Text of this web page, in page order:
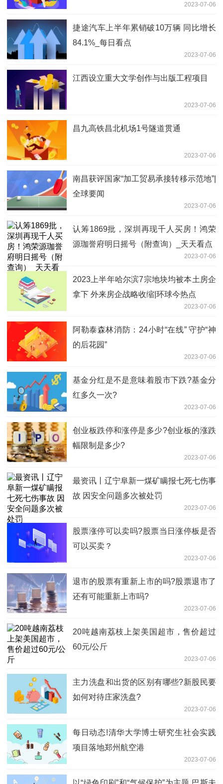
2023-07-06
捷途汽车上半年累销破10万辆 同比增长
84.1%_每日看点
2023-07-06
江西设立重大文学创作与出版工程项目
2023-07-06
昌九高铁昌北机场1号隧道贯通
2023-07-06
南昌获评国家“加工贸易承接转移示范地”|
全球要闻
2023-07-06
认筹1869批，深圳再现千人买房！鸿荣
源珈誉府明日摇号（附查询）_天天看点
2023-07-06
2023上半年哈尔滨7宗地块均被本土房企
拿下 外来房企战略收缩|环球今热点
2023-07-06
阿勒泰森林消防：24小时“在线” 守护“神
的后花园”
2023-07-06
基金分红是不是意味着股市下跌?基金分
红多久一次?
2023-07-06
创业板跌停和涨停是多少?创业板的涨跌
幅限制是多少?
2023-07-06
最资讯丨辽宁阜新一煤矿瞒报七死七伤事
故 因安全问题多次被处罚
2023-07-06
股票涨停可以卖吗?股票当日涨停板是否
可以买卖？
2023-07-06
退市的股票有重新上市的吗?股票退市了
还有可能重新上市吗?
2023-07-06
20吨越南荔枝上架美国超市，售价超过
60元/公斤
2023-07-06
主力洗盘和出货的区别有哪些?新股民要
如何对待庄家洗盘?
2023-07-06
每日动态!清华大学博士研究生社会实践
项目落地郑州航空港
2023-07-06